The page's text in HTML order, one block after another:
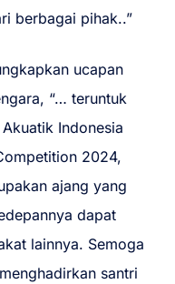
berbagai pihak..”
ucapan
“… teruntuk
Indonesia
2024,
ajang yang
dapat
lainnya. Semoga
santri